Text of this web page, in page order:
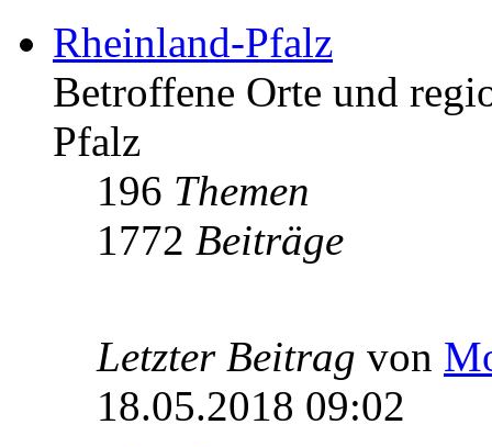
Rheinland-Pfalz
Betroffene Orte und
Pfalz
196 Themen
1772 Beiträge
Letzter Beitrag von
18.05.2018 09:02